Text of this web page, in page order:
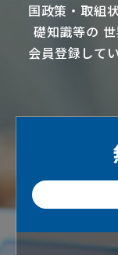
国政策・取組
礎知識等の
会員登録して